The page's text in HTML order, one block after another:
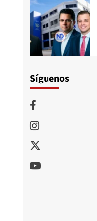
Síguenos